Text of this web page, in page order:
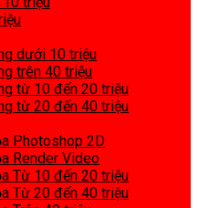
dưới 10 triệu
trên 40 triệu
từ 10 đến 20 triệu
từ 20 đến 40 triệu
Photoshop 2D
Render Video
Từ 10 đến 20 triệu
Từ 20 đến 40 triệu